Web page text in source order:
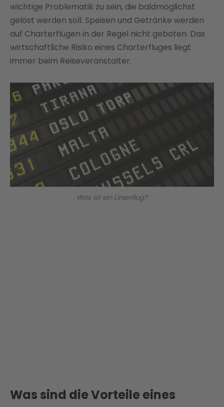
wichtige Problematik zu sein, die baldmöglichst
gelöst werden soll. Speisen und Getränke werden
auf Charterflügen in der Regel nicht geboten. Das
wirtschaftliche Risiko eines Charterfluges liegt
immer beim Reiseveranstalter.
Was ist ein Linienflug?
Was sind die Vorteile eines